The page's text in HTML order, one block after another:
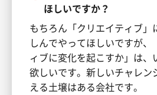
ほしいですか？
もちろん「クリエイティブ」
しんでやってほしいですが、
ィブに変化を起こすか」は、
欲しいです。新しいチャレン
える土壌はある会社です。